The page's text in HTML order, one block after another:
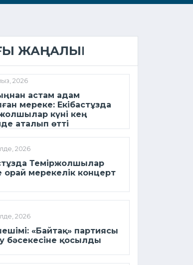
ЖАҢАЛЫҚ
2026
астам адам
мереке: Екібастұзда
күні кең
аталып өтті
2026
Теміржолшылар
орай мерекелік концерт
2026
«Байтақ» партиясы
бәсекесіне қосылды